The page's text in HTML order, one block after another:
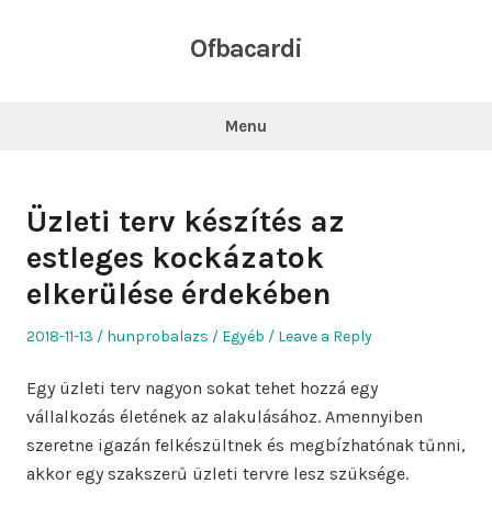
Ofbacardi
Menu
Üzleti terv készítés az
estleges kockázatok
elkerülése érdekében
Posted
2018-11-13 Author
hunprobalazs
Posted
Egyéb Leave a Reply
Egy üzleti terv nagyon sokat tehet hozzá egy
vállalkozás életének az alakulásához. Amennyiben
szeretne igazán felkészültnek és megbízhatónak tűnni,
akkor egy szakszerű üzleti tervre lesz szüksége.